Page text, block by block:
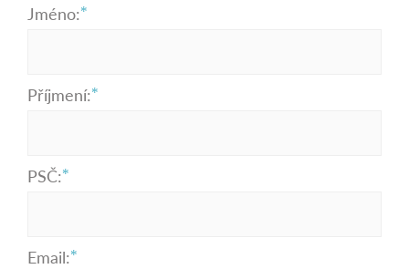
Jméno:
Příjmení:
PSČ:
Email: